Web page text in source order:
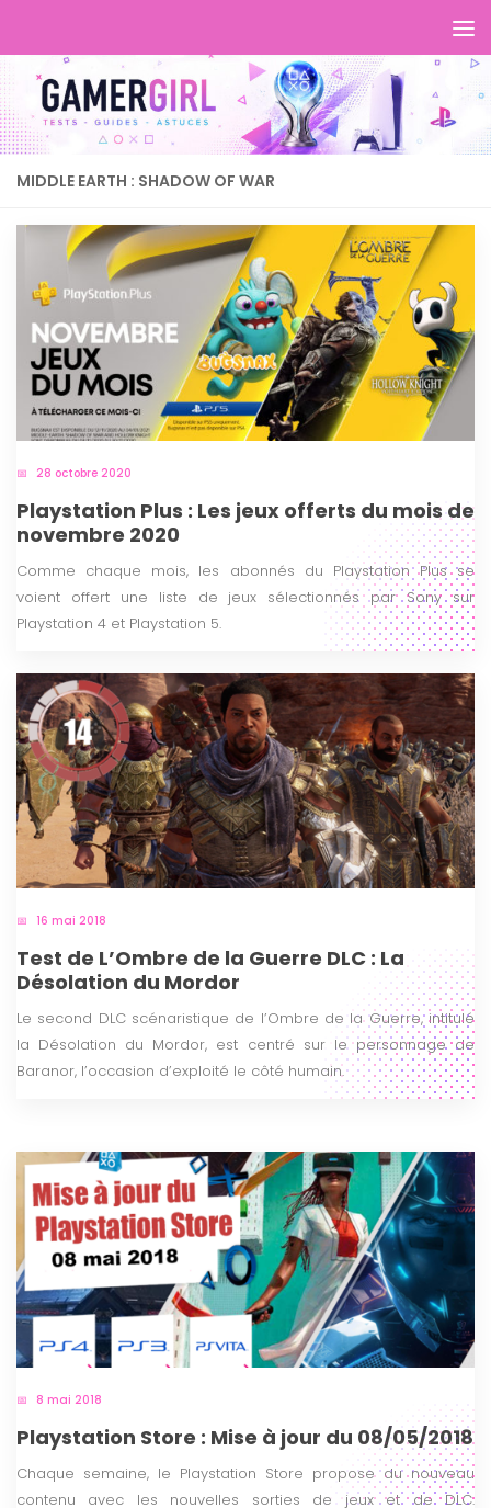
MIDDLE EARTH : SHADOW OF WAR
28 octobre 2020
Playstation Plus : Les jeux offerts du mois de
novembre 2020
Comme chaque mois, les abonnés du Playstation Plus se
voient offert une liste de jeux sélectionnés par Sony sur
Playstation 4 et Playstation 5.
16 mai 2018
Test de L’Ombre de la Guerre DLC : La
Désolation du Mordor
Le second DLC scénaristique de l’Ombre de la Guerre, intitulé
la Désolation du Mordor, est centré sur le personnage de
Baranor, l’occasion d’exploité le côté humain.
8 mai 2018
Playstation Store : Mise à jour du 08/05/2018
Chaque semaine, le Playstation Store propose du nouveau
contenu avec les nouvelles sorties de jeux et de DLC.